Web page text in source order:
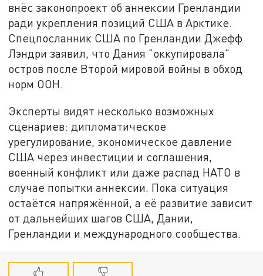
внёс законопроект об аннексии Гренландии
ради укрепления позиций США в Арктике.
Спецпосланник США по Гренландии Джефф
Лэндри заявил, что Дания "оккупировала"
остров после Второй мировой войны в обход
норм ООН.
Эксперты видят несколько возможных
сценариев: дипломатическое
урегулирование, экономическое давление
США через инвестиции и соглашения,
военный конфликт или даже распад НАТО в
случае попытки аннексии. Пока ситуация
остаётся напряжённой, а её развитие зависит
от дальнейших шагов США, Дании,
Гренландии и международного сообщества.